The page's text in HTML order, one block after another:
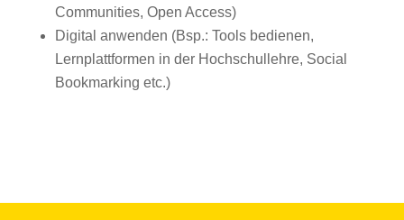
Communities, Open Access)
Digital anwenden (Bsp.: Tools bedienen,
Lernplattformen in der Hochschullehre, Social
Bookmarking etc.)